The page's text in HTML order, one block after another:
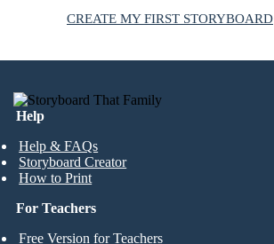
CREATE MY FIRST STORYBOARD
Help
Help & FAQs
Storyboard Creator
How to Print
For Teachers
Free Version for Teachers